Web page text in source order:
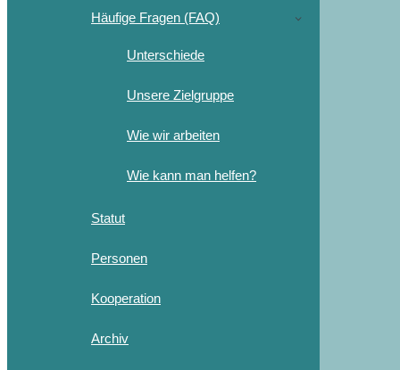
Häufige Fragen (FAQ)
Unterschiede
Unsere Zielgruppe
Wie wir arbeiten
Wie kann man helfen?
Statut
Personen
Kooperation
Archiv